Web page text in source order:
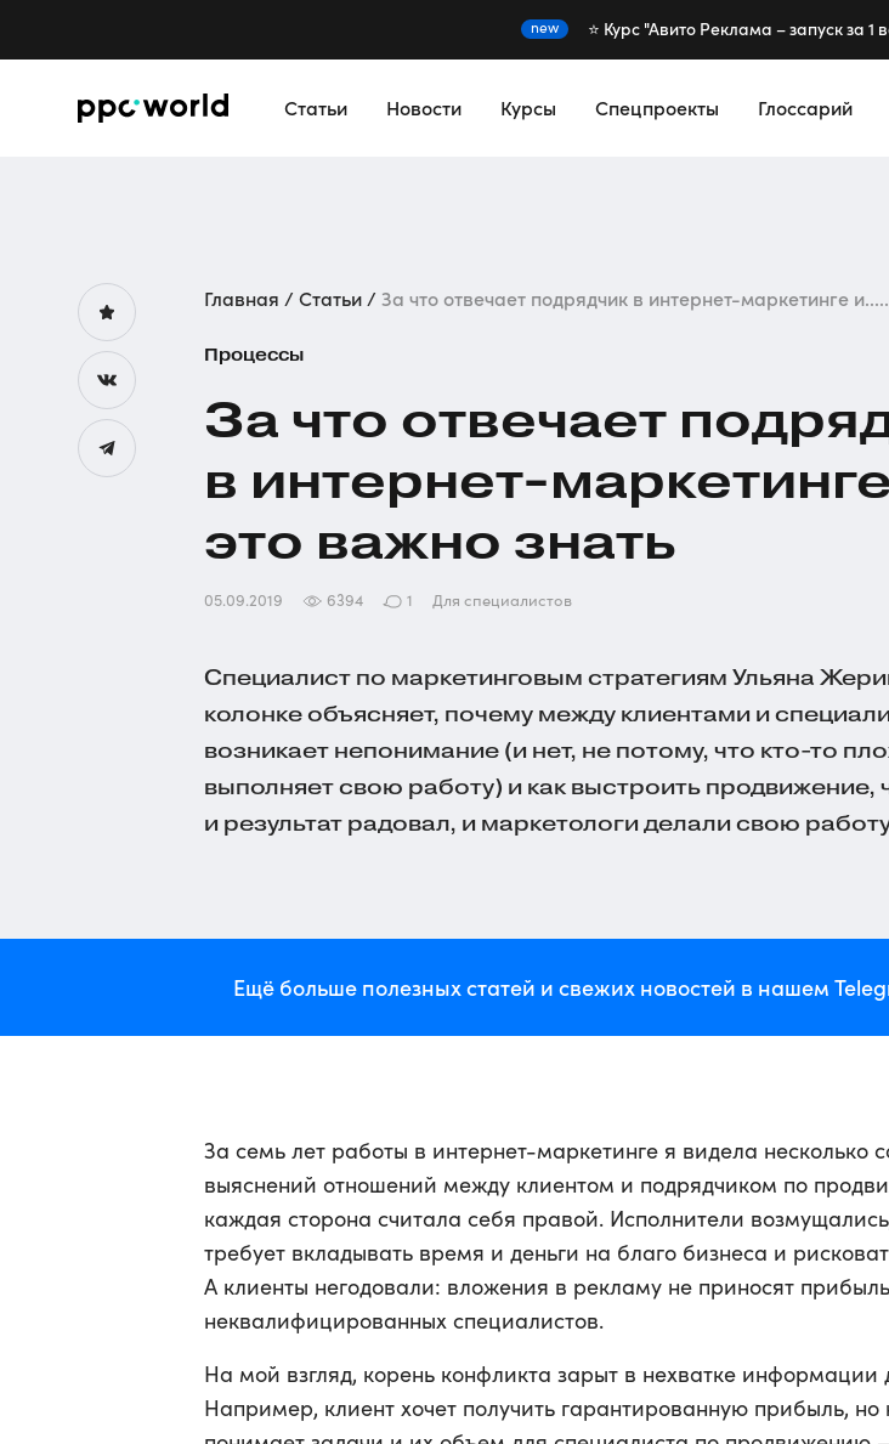
new ⭐️ Курс "Авито Реклама – запуск за 1
Статьи Новости Курсы Спецпроекты Глоссарий
Главная Статьи За что отвечает подрядчик в интернет-маркетинге
Процессы
За что отвечает
в интернет-маркетинге
это важно знать
05.09.2019 6394 1 Для специалистов
Специалист по маркетинговым стратегиям Ульяна
колонке объясняет, почему между клиентами и
возникает непонимание (и нет, не потому, что кто-то
выполняет свою работу) и как выстроить продвижение,
и результат радовал, и маркетологи делали свою
Ещё больше полезных статей и свежих новостей в нашем
За семь лет работы в интернет-маркетинге я видела несколько
выяснений отношений между клиентом и подрядчиком по
каждая сторона считала себя правой. Исполнители
требует вкладывать время и деньги на благо бизнеса и
А клиенты негодовали: вложения в рекламу не приносят
неквалифицированных специалистов.
На мой взгляд, корень конфликта зарыт в нехватке информации
Например, клиент хочет получить гарантированную прибыль, но